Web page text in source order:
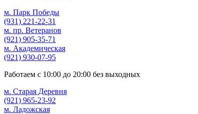
м. Парк Победы
(931) 221-22-31
м. пр. Ветеранов
(921) 905-35-71
м. Академическая
(921) 930-07-95
Работаем с 10:00 до 20:00 без выходных
м. Старая Деревня
(921) 965-23-92
м. Ладожская